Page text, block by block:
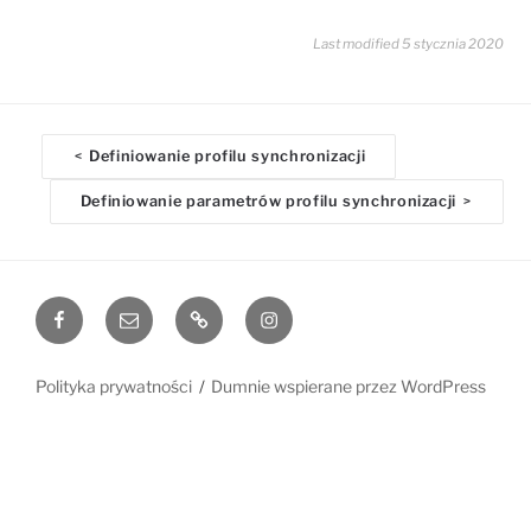
Last modified 5 stycznia 2020
o
v
a
< Definiowanie profilu synchronizacji
Definiowanie parametrów profilu synchronizacji >
FacebookEmail www Instagram
Polityka prywatności Dumnie wspierane przez WordPress